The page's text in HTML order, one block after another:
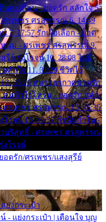
นสะเทือน - ยอดรัก สลักใจ 5.
รเพชร ศรสุพรรณ 6. 14:49
7. 17:57 รักเผื่อเลือก - ยอด
หนุ่ม - ศรเพชร ศรสุพรรณ 9.
รีย์ รุ่งโรจน์ 10. 28:08 ไม่มี
ลักใจ 11. 31:29 ชีวิตไอ้
35:26 ทหารอากาศขาดรัก
คนหัวใจโทรม - ยอดรัก สลัก
ศรเพชร ศรสุพรรณ 15. 46:35
รจน์ 16. 49:57 กำนันกำใน -
วบริสุทธิ์ - ศรเพชร ศรสุพรรณ
งโรจน์
อดรัก/ศรเพชร/แสงสุรีย์
ย่งกระเป๋า
- แย่งกระเป๋า | เตือนใจ บุญ